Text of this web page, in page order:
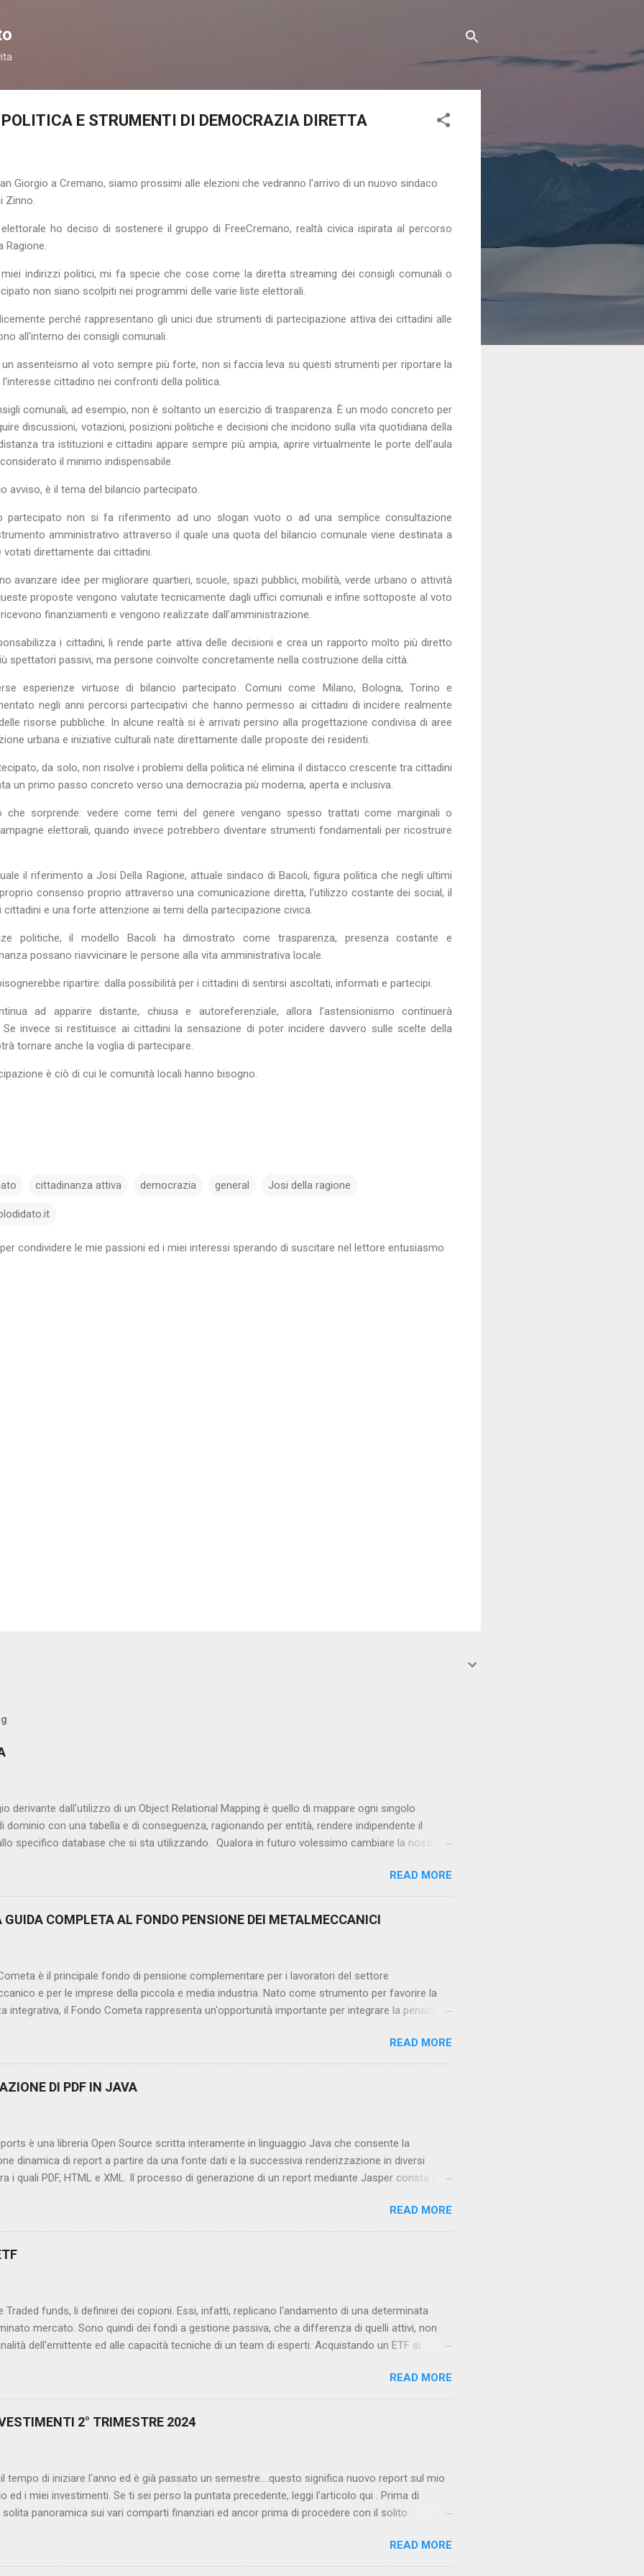
E STRUMENTI DI DEMOCRAZIA DIRETTA
Giorgio a Cremano, siamo prossimi alle elezioni che vedranno l'arrivo di un nuovo sindaco
Zinno.
ho deciso di sostenere il gruppo di FreeCremano, realtà civica ispirata al percorso
indirizzi politici, mi fa specie che cose come la diretta streaming dei consigli comunali o
non siano scolpiti nei programmi delle varie liste elettorali.
perché rappresentano gli unici due strumenti di partecipazione attiva dei cittadini alle
all'interno dei consigli comunali.
assenteismo al voto sempre più forte, non si faccia leva su questi strumenti per riportare la
cittadino nei confronti della politica.
comunali, ad esempio, non è soltanto un esercizio di trasparenza. È un modo concreto per
discussioni, votazioni, posizioni politiche e decisioni che incidono sulla vita quotidiana della
tra istituzioni e cittadini appare sempre più ampia, aprire virtualmente le porte dell’aula
il minimo indispensabile.
avviso, è il tema del bilancio partecipato.
partecipato non si fa riferimento ad uno slogan vuoto o ad una semplice consultazione
amministrativo attraverso il quale una quota del bilancio comunale viene destinata a
direttamente dai cittadini.
avanzare idee per migliorare quartieri, scuole, spazi pubblici, mobilità, verde urbano o attività
proposte vengono valutate tecnicamente dagli uffici comunali e infine sottoposte al voto
finanziamenti e vengono realizzate dall’amministrazione.
i cittadini, li rende parte attiva delle decisioni e crea un rapporto molto più diretto
spettatori passivi, ma persone coinvolte concretamente nella costruzione della città.
esperienze virtuose di bilancio partecipato. Comuni come Milano, Bologna, Torino e
negli anni percorsi partecipativi che hanno permesso ai cittadini di incidere realmente
risorse pubbliche. In alcune realtà si è arrivati persino alla progettazione condivisa di aree
urbana e iniziative culturali nate direttamente dalle proposte dei residenti.
da solo, non risolve i problemi della politica né elimina il distacco crescente tra cittadini
un primo passo concreto verso una democrazia più moderna, aperta e inclusiva.
sorprende: vedere come temi del genere vengano spesso trattati come marginali o
elettorali, quando invece potrebbero diventare strumenti fondamentali per ricostruire
il riferimento a Josi Della Ragione, attuale sindaco di Bacoli, figura politica che negli ultimi
consenso proprio attraverso una comunicazione diretta, l’utilizzo costante dei social, il
e una forte attenzione ai temi della partecipazione civica.
politiche, il modello Bacoli ha dimostrato come trasparenza, presenza costante e
possano riavvicinare le persone alla vita amministrativa locale.
ripartire: dalla possibilità per i cittadini di sentirsi ascoltati, informati e partecipi.
ad apparire distante, chiusa e autoreferenziale, allora l’astensionismo continuerà
invece si restituisce ai cittadini la sensazione di poter incidere davvero sulle scelte della
tornare anche la voglia di partecipare.
è ciò di cui le comunità locali hanno bisogno.
cittadinanza attiva democrazia general Josi della ragione
condividere le mie passioni ed i miei interessi sperando di suscitare nel lettore entusiasmo
derivante dall'utilizzo di un Object Relational Mapping è quello di mappare ogni singolo
dominio con una tabella e di conseguenza, ragionando per entità, rendere indipendente il
specifico database che si sta utilizzando. Qualora in futuro volessimo cambiare la nostra
ed i relativi parametri di configurazione(url, username e password) all'interno dei file di
senza modificare in alcun modo le queries costruite con l'ausilio dell'ORM. La specifica
Persistence API) definisce un'interfaccia utile allo sviluppo di ORM basati su oggetti Java: tra le
READ MORE
COMPLETA AL FONDO PENSIONE DEI METALMECCANICI
è il principale fondo di pensione complementare per i lavoratori del settore
e per le imprese della piccola e media industria. Nato come strumento per favorire la
integrativa, il Fondo Cometa rappresenta un'opportunità importante per integrare la pensione
articolo, è necessario fornire una piccola panoramica su cosa è la previdenza complementare
integrativa) e sul perché essa è divenuta fondamentale nella vita presente e futura di ogni
Cosa è la previdenza commplementare? La pensione complementare è una forma di
READ MORE
DI PDF IN JAVA
è una libreria Open Source scritta interamente in linguaggio Java che consente la
dinamica di report a partire da una fonte dati e la successiva renderizzazione in diversi
i quali PDF, HTML e XML. Il processo di generazione di un report mediante Jasper consta di
di un file jasper ; rendering del file jasper mediante la libreria Jasper Reports. Come
la creazione di un report indicante la lista di calciatori acquistati al Fantacalcio
con relativo dettaglio del costo d'acquisto e del ruolo. Tale report verrà generato a seguito
READ MORE
Traded funds, li definirei dei copioni. Essi, infatti, replicano l'andamento di una determinata
mercato. Sono quindi dei fondi a gestione passiva, che a differenza di quelli attivi, non
dell'emittente ed alle capacità tecniche di un team di esperti. Acquistando un ETF si
di tale strumenti è evidente sia lato gestore che lato investitore: il primo, infatti, deve
dei titoli all'interno del fondo senza ricorrere ad analisi tecniche avanzate; il secondo è
e di gestione del patrimonio. Gli ETF possono essere: ad accumulazione : i proventi
READ MORE
2° TRIMESTRE 2024
tempo di iniziare l'anno ed è già passato un semestre....questo significa nuovo report sul mio
ed i miei investimenti. Se ti sei perso la puntata precedente, leggi l'articolo qui . Prima di
solita panoramica sui vari comparti finanziari ed ancor prima di procedere con il solito
questa rubrica sul blog. Sono stati in molti a scrivermi in privato chiedendomi il perché io
- termine molto in voga tra i giovani di oggi - il mio patrimonio. In realtà le ragioni dietro
READ MORE